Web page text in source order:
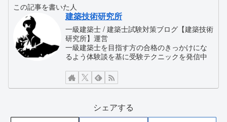
この記事を書いた人
建築技術研究所
一級建築士 / 建築士試験対策ブログ【建築技術
研究所】運営
一級建築士を目指す方の合格のきっかけにな
るよう体験談を基に受験テクニックを発信中
シェアする